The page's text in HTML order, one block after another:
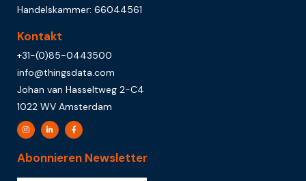
Handelskammer: 66044561
Kontakt
+31-(0)85-0443500
info@thingsdata.com
Johan van Hasseltweg 2-C4
1022 WV Amsterdam
Abonnieren Newsletter